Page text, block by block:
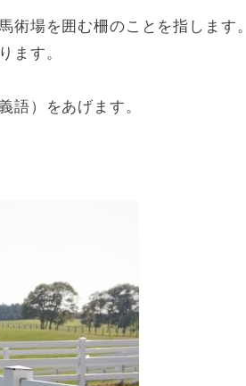
術場を囲む柵のことを指します。
ます。
語）をあげます。